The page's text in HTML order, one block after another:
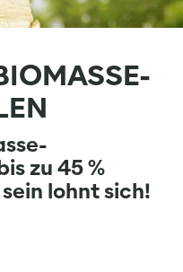
zu 45 %
lohnt sich!